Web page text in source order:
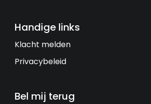
Handige links
Klacht melden
Privacybeleid
Bel mij terug